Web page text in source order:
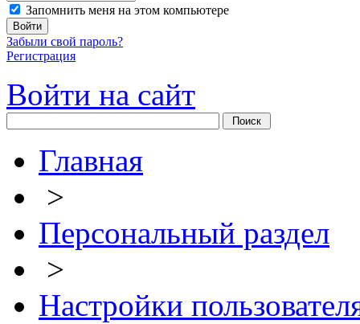
Запомнить меня на этом компьютере
Забыли свой пароль?
Регистрация
Войти на сайт
Главная
>
Персональный раздел
>
Настройки